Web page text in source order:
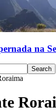
na